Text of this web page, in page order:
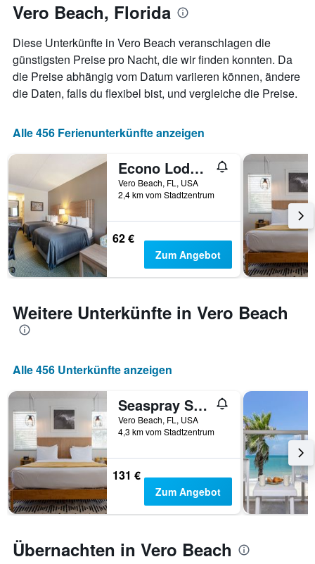
Aufenthaltsdatum
rückt.
Diagramm
hat
1
X-
Achse,
die
der
vor
dem
Aufenthalt
anzeigt
Das
Diagramm
hat
1
die
den
anzeigt
Vero Beach, Florida
Diese Unterkünfte in Vero Beach veranschlagen die
günstigsten Preise pro Nacht, die wir finden konnten. Da
die Preise abhängig vom Datum variieren können, ändere
die Daten, falls du flexibel bist, und vergleiche die Preise.
Alle 456 Ferienunterkünfte anzeigen
Econo Lodge Vero Beach - Downtown
Vero Beach, FL, USA
2,4 km vom Stadtzentrum
62 €
Zum Angebot
Weitere Unterkünfte in Vero Beach
Alle 456 Unterkünfte anzeigen
Seaspray Surf Lodge
Vero Beach, FL, USA
4,3 km vom Stadtzentrum
131 €
Zum Angebot
Übernachten in Vero Beach